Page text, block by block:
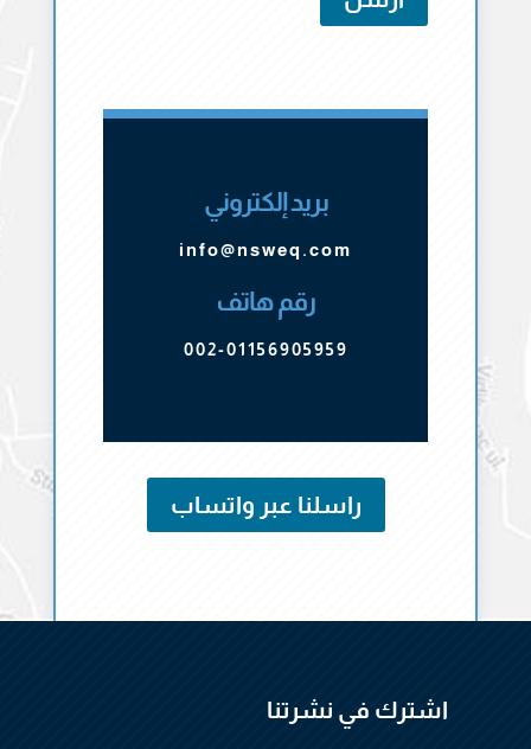
بريد إلكتروني
info@nsweq.com
رقم هاتف
002-01156905959
راسلنا عبر واتساب
اشترك في نشرتنا